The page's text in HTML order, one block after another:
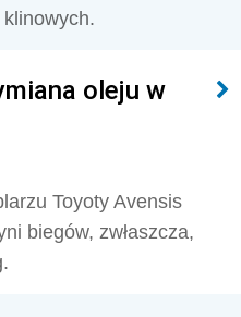
oleju w
Toyoty Avensis
biegów, zwłaszcza,